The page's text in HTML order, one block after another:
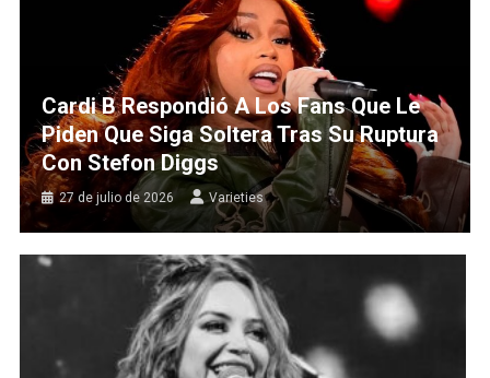
Cardi B Respondió A Los Fans Que Le
Piden Que Siga Soltera Tras Su Ruptura
Con Stefon Diggs
27 de julio de 2026 Varieties